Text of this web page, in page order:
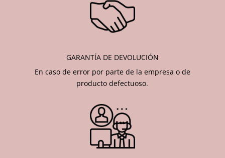
GARANTÍA DE DEVOLUCIÓN
En caso de error por parte de la empresa o de
producto defectuoso.